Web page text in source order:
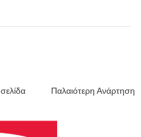
Παλαιότερη Ανάρτηση